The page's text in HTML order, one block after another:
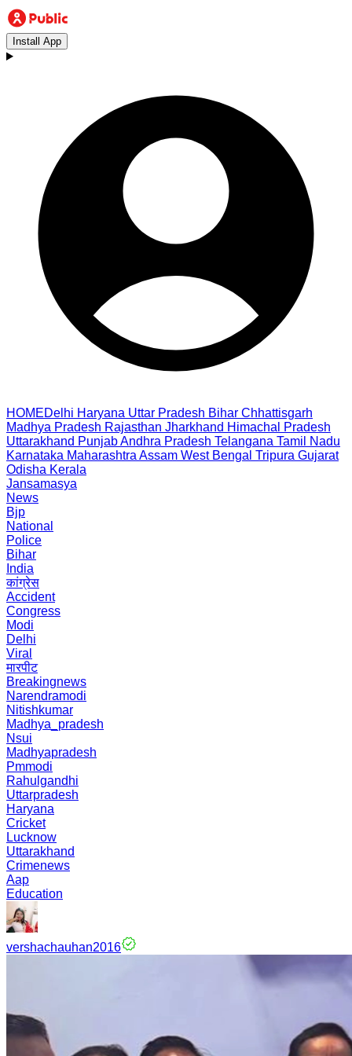
Install App
HOMEDelhi Haryana Uttar Pradesh Bihar Chhattisgarh
Madhya Pradesh Rajasthan Jharkhand Himachal Pradesh
Uttarakhand PunjabAndhra Pradesh Telangana Tamil Nadu
Karnataka Maharashtra Assam West Bengal Tripura Gujarat
Odisha Kerala
Jansamasya
News
Bjp
National
Police
Bihar
India
कांग्रेस
Accident
Congress
Modi
Delhi
Viral
मारपीट
Breakingnews
Narendramodi
Nitishkumar
Madhya_pradesh
Nsui
Madhyapradesh
Pmmodi
Rahulgandhi
Uttarpradesh
Haryana
Cricket
Lucknow
Uttarakhand
Crimenews
Aap
Education
vershachauhan2016